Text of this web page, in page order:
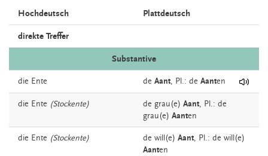
Hochdeutsch Plattdeutsch
direkte Treffer
Substantive
die Ente de Aant, Pl.: de Aanten
die Ente (Stockente) de grau(e) Aant, Pl.: de
grau(e) Aanten
die Ente (Stockente) de will(e) Aant, Pl.: de will(e)
Aanten